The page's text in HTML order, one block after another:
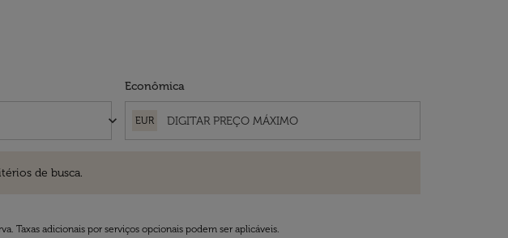
keyboard_arrow_down
Econômica
EUR
de busca.
Taxas adicionais por serviços opcionais podem ser aplicáveis.